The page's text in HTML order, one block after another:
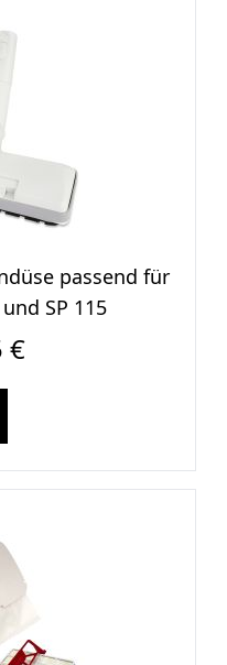
passend für
SP 115
€
den warenkorb